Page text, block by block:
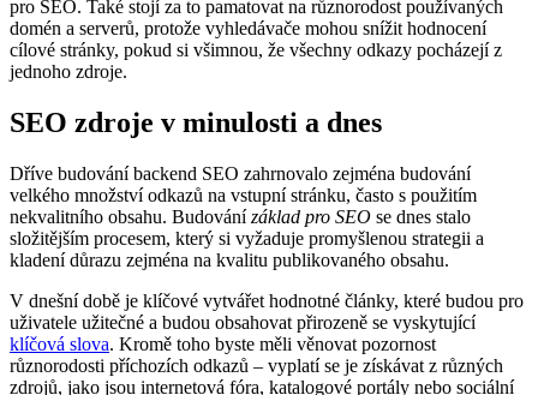
pro SEO. Také stojí za to pamatovat na různorodost používaných
domén a serverů, protože vyhledávače mohou snížit hodnocení
cílové stránky, pokud si všimnou, že všechny odkazy pocházejí z
jednoho zdroje.
SEO zdroje v minulosti a dnes
Dříve budování backend SEO zahrnovalo zejména budování
velkého množství odkazů na vstupní stránku, často s použitím
nekvalitního obsahu. Budovánízáklad pro SEO se dnes stalo
složitějším procesem, který si vyžaduje promyšlenou strategii a
kladení důrazu zejména na kvalitu publikovaného obsahu.
V dnešní době je klíčové vytvářet hodnotné články, které budou pro
uživatele užitečné a budou obsahovat přirozeně se vyskytující
klíčová slova. Kromě toho byste měli věnovat pozornost
různorodosti příchozích odkazů – vyplatí se je získávat z různých
zdrojů, jako jsou internetová fóra, katalogové portály nebo sociální